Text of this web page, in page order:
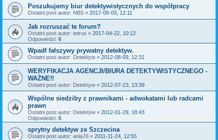
Poszukujemy biur detektywistycznych do współpracy
Ostatni post autor: NBS « 2017-05-03, 12:11
Jak rozruszać te forum?
Ostatni post autor: tetrus « 2017-04-22, 10:12
Odpowiedzi: 6
Wpadł fałszywy prywatny detektyw.
Ostatni post autor: Detektyw « 2012-08-09, 12:31
WERYFIKACJA AGENCJI/BIURA DETEKTYWISTYCZNEGO -
WAŻNE!!
Ostatni post autor: Detektyw « 2012-07-23, 13:39
Wspólne siedziby z prawnikami - adwokatami lub radcami
prawn
Ostatni post autor: Detektyw « 2012-01-29, 18:43
Odpowiedzi: 5
sprytny detektyw ze Szczecina
Ostatni post autor: ania76 « 2011-11-24, 12:55